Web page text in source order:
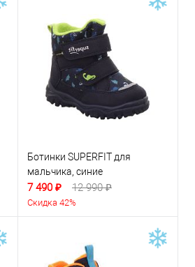
Ботинки SUPERFIT для
мальчика, синие
7 490 ₽ 12 990 ₽
Скидка 42%